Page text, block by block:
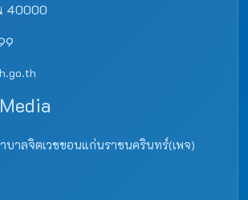
40000
บาลจิตเวชขอนแก่นราชนครินทร์(เพจ)